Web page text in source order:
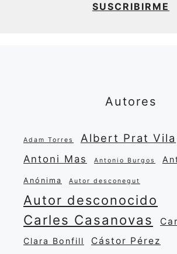
SUSCRIBIRME
Autores
Adam Torres Albert Prat Vila
Antoni Mas Antonio Burgos
Anónima Autor desconegut
Autor desconocido
Carles Casanovas
Clara Bonfill Cástor Pérez